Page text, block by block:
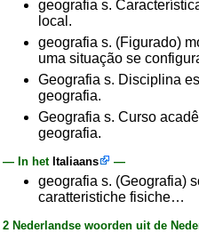
geografia s.
local.
geografia s. (Figurado)
uma situação se
Geografia s. Disciplina
geografia.
Geografia s. Curso
geografia.
— In het Italiaans —
geografia s. (Geografia)
caratteristiche fisiche…
2 Nederlandse woorden uit de